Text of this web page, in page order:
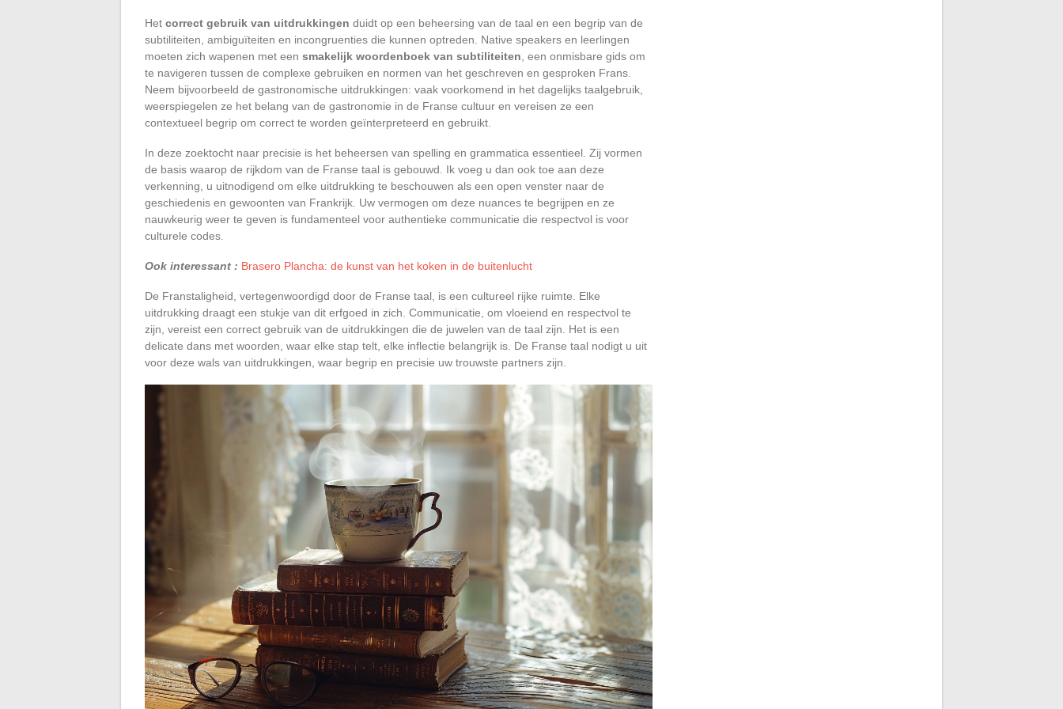
Het correct gebruik van uitdrukkingen duidt op een beheersing van de taal en een begrip van de
subtiliteiten, ambiguïteiten en incongruenties die kunnen optreden. Native speakers en leerlingen
moeten zich wapenen met een smakelijk woordenboek van subtiliteiten , een onmisbare gids om
te navigeren tussen de complexe gebruiken en normen van het geschreven en gesproken Frans.
Neem bijvoorbeeld de gastronomische uitdrukkingen: vaak voorkomend in het dagelijks taalgebruik,
weerspiegelen ze het belang van de gastronomie in de Franse cultuur en vereisen ze een
contextueel begrip om correct te worden geïnterpreteerd en gebruikt.
In deze zoektocht naar precisie is het beheersen van spelling en grammatica essentieel. Zij vormen
de basis waarop de rijkdom van de Franse taal is gebouwd. Ik voeg u dan ook toe aan deze
verkenning, u uitnodigend om elke uitdrukking te beschouwen als een open venster naar de
geschiedenis en gewoonten van Frankrijk. Uw vermogen om deze nuances te begrijpen en ze
nauwkeurig weer te geven is fundamenteel voor authentieke communicatie die respectvol is voor
culturele codes.
Ook interessant : Brasero Plancha: de kunst van het koken in de buitenlucht
De Franstaligheid, vertegenwoordigd door de Franse taal, is een cultureel rijke ruimte. Elke
uitdrukking draagt een stukje van dit erfgoed in zich. Communicatie, om vloeiend en respectvol te
zijn, vereist een correct gebruik van de uitdrukkingen die de juwelen van de taal zijn. Het is een
delicate dans met woorden, waar elke stap telt, elke inflectie belangrijk is. De Franse taal nodigt u uit
voor deze wals van uitdrukkingen, waar begrip en precisie uw trouwste partners zijn.